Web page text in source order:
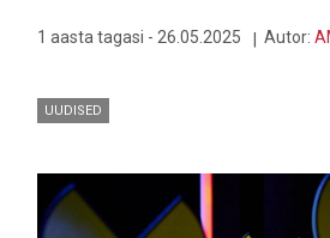
1 aasta tagasi - 26.05.2025 Autor:
UUDISED
Pilt